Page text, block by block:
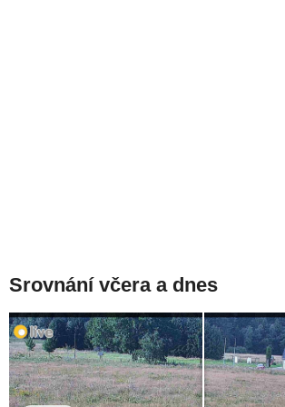
Srovnání včera a dnes